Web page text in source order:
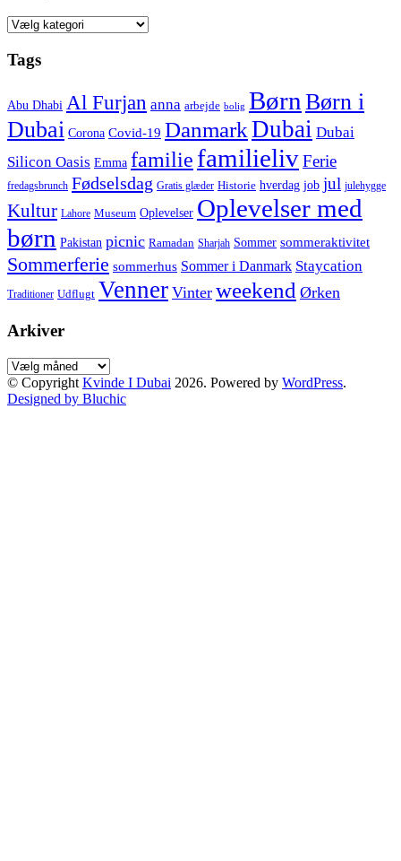
Kategorier
Tags
Abu Dhabi Al Furjan anna arbejde bolig Børn Børn i
Dubai Corona Covid-19 DanmarkDubai Dubai
Silicon Oasis Emma familie familielivFerie
fredagsbrunch Fødselsdag Gratis glæder Historie hverdag job jul julehygge
Kultur Lahore Museum Oplevelser Oplevelser med
børn Pakistan picnic Ramadan Sharjah Sommer sommeraktivitet
Sommerferie sommerhus Sommer i Danmark Staycation
Traditioner Udflugt Venner Vinter weekend Ørken
Arkiver
Arkiver
© Copyright Kvinde I Dubai 2026. Powered by WordPress.
Designed by Bluchic